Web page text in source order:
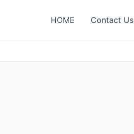
HOME Contact Us